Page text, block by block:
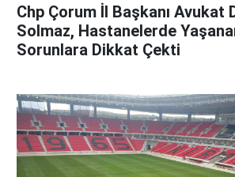
Chp Çorum İl Başkanı Avukat
Solmaz, Hastanelerde
Sorunlara Dikkat Çekti